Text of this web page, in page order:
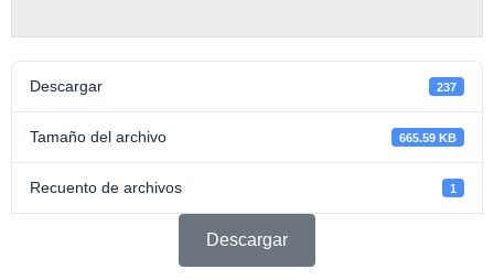
Descargar 237
Tamaño del archivo 665.59 KB
Recuento de archivos 1
Descargar